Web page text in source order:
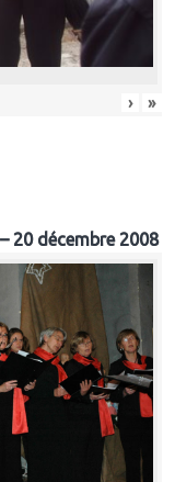
› »
20 décembre 2008